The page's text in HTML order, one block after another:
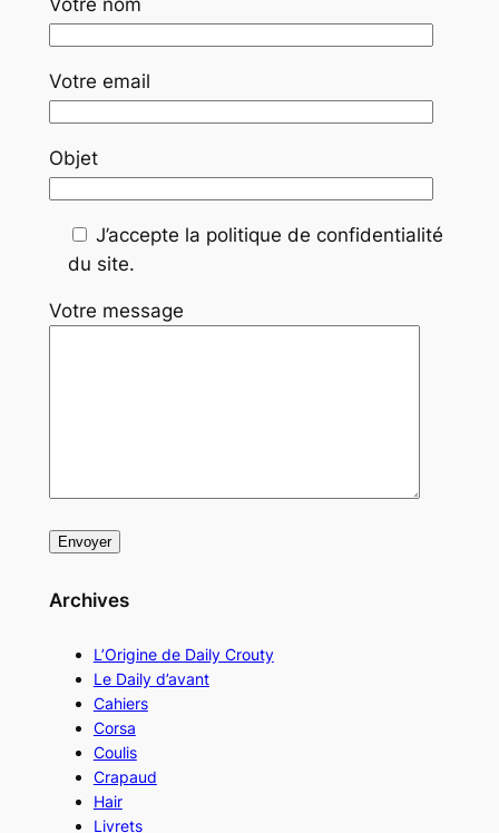
Votre nom
Votre email
Objet
J’accepte la politique de confidentialité
du site.
Votre message
Archives
L’Origine de Daily Crouty
Le Daily d’avant
Cahiers
Corsa
Coulis
Crapaud
Hair
Livrets